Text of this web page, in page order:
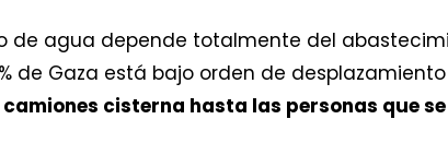
de agua depende totalmente del
de Gaza está bajo orden de
cisterna hasta las personas que